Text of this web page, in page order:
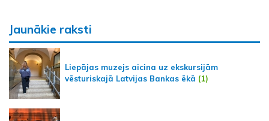
Jaunākie raksti
Liepājas muzejs aicina uz ekskursijām
vēsturiskajā Latvijas Bankas ēkā (1)